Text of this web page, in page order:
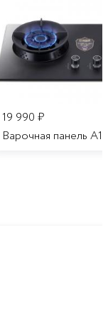
19 990 ₽
Варочная панель A16